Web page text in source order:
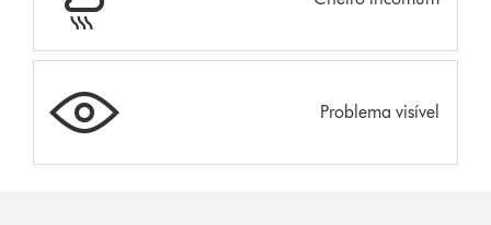
Problema visível